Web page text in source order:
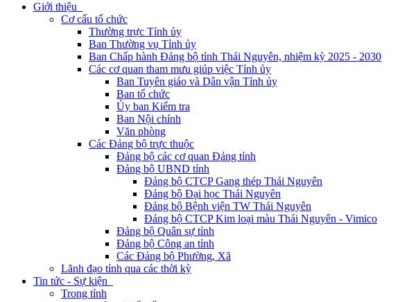
Giới thiệu
Cơ cấu tổ chức
Thường trực Tỉnh ủy
Ban Thường vụ Tỉnh ủy
Ban Chấp hành Đảng bộ tỉnh Thái Nguyên, nhiệm kỳ 2025 - 2030
Các cơ quan tham mưu giúp việc Tỉnh ủy
Ban Tuyên giáo và Dân vận Tỉnh ủy
Ban tổ chức
Ủy ban Kiểm tra
Ban Nội chính
Văn phòng
Các Đảng bộ trực thuộc
Đảng bộ các cơ quan Đảng tỉnh
Đảng bộ UBND tỉnh
Đảng bộ CTCP Gang thép Thái Nguyên
Đảng bộ Đại học Thái Nguyên
Đảng bộ Bệnh viện TW Thái Nguyên
Đảng bộ CTCP Kim loại màu Thái Nguyên - Vimico
Đảng bộ Quân sự tỉnh
Đảng bộ Công an tỉnh
Các Đảng bộ Phường, Xã
Lãnh đạo tỉnh qua các thời kỳ
Tin tức - Sự kiện
Trong tỉnh